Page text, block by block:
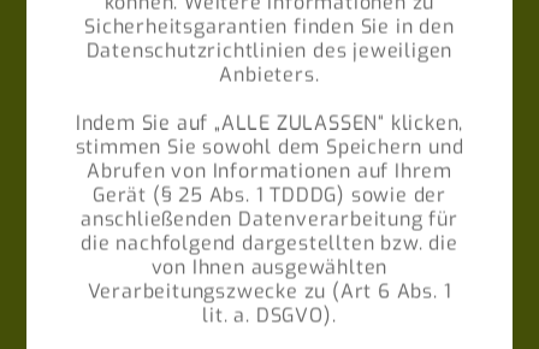
Sicherheitsgarantien finden Sie in den
Datenschutzrichtlinien des jeweiligen
Anbieters.
Indem Sie auf „ALLE ZULASSEN“ klicken,
stimmen Sie sowohl dem Speichern und
Abrufen von Informationen auf Ihrem
Gerät (§ 25 Abs. 1 TDDDG) sowie der
anschließenden Datenverarbeitung für
die nachfolgend dargestellten bzw. die
von Ihnen ausgewählten
Verarbeitungszwecke zu (Art 6 Abs. 1
lit. a. DSGVO).